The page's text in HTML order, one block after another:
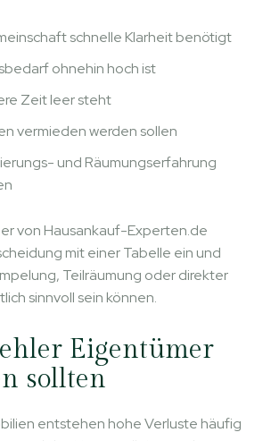
schnelle Klarheit benötigt
ohnehin hoch ist
Zeit leer steht
vermieden werden sollen
und Räumungserfahrung
von Hausankauf-Experten.de
mit einer Tabelle ein und
Teilräumung oder direkter
sinnvoll sein können.
Eigentümer
sollten
entstehen hohe Verluste häufig